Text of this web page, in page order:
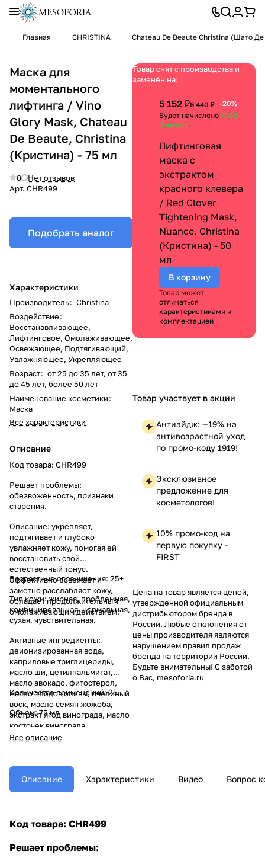
Главная CHRISTINA Chateau De Beaute Christina (Шато
Маска для
моментального
лифтинга / Vino
Glory Mask, Chateau
De Beaute, Christina
(Кристина) - 75 мл
0
Нет отзывов
Арт. CHR499
Подобрать аналог
Характеристики
Производитель: Christina
Воздействие:
Восстанавливающее,
Лифтинговое, Омолаживающее,
Освежающее, Подтягивающий,
Увлажняющее, Укрепляющее
Возраст: от 25 до 35 лет, от 35
до 45 лет, более 50 лет
Наименование косметики:
Маска
Все характеристики
Описание
Код товара: CHR499
Решает проблемы:
обезвоженность, признаки
старения.
Описание: укрепляет,
подтягивает и глубоко
увлажняет кожу, помогая ей
восстановить свой
естественный тонус.
Эффективно освежает и
заметно расслабляет кожу,
обладает продолжительным
омолаживающим действием.
Возрастные ограничения: 25+
Тип кожи: жирная, проблемная,
комбинированная, нормальная,
сухая, чувствительная.
Активные ингредиенты:
деионизированная вода,
каприловые триглицериды,
масло ши, цетилпальмитат,
масло авокадо, фитостерол,
масло плодов оливы, пчелиный
воск, масло семян жожоба,
экстракт ягод винограда, масло
косточек винограда,
токоферола ацетат,
Количество применений: 25
Объем: 75 мл
Все описание
Товар снят с производства и
заменён на:
5 152 ₽6 440 ₽ -20%
Будет начислено +258
бонусов
Лифтинговая
маска с
экстрактом
красного клевера
/ Red Clover
Tightening Mask,
Nuance, Christina
(Кристина) - 50
мл
В корзину
Товар может
отличаться
характеристиками и
комплектацией
Товар участвует в акции
Антиэйдж: —19% на
антивозрастной уход
по промо-коду 1919!
Эксклюзивное
предложение для
косметологов!
10% промо-код на
первую покупку -
FIRST
Цена на товар является ценой,
утвержденной официальным
дистрибьютором бренда в
России. Любые отклонения от
цены производителя являются
нарушением правил продаж
бренда на территории России.
Будьте внимательны! С заботой
о Вас, mesoforia.ru
Описание Характеристики Видео Вопрос
Код товара: CHR499
Решает проблемы: